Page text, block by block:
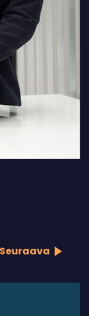
Seuraava